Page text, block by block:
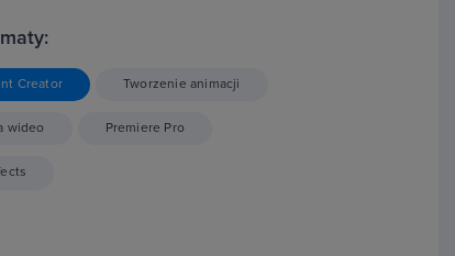
Creator Tworzenie animacji
wideo Premiere Pro